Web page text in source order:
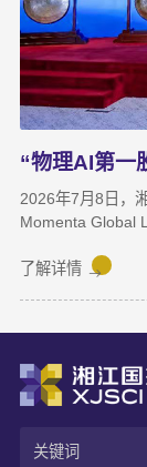
收；数据运营、
与大学生创新创
力。
2026年7月8日，
Momenta Global
第一股”。
驾驶与人工智能
AI机构。公司率先
进阶为“理解物理
驾、Robotaxi、无
Momenta智驾系
100款量产车型
了解详情